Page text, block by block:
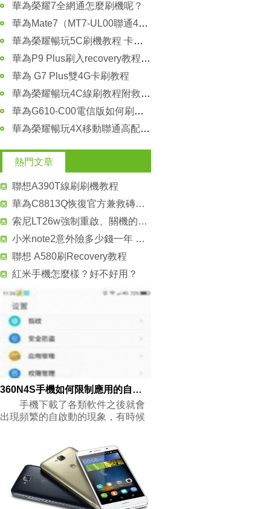
華為榮耀7全網通怎麼刷機呢？
華為Mate7（MT7-UL00聯通4G標准版）官方救磚教程
華為榮耀暢玩5C刷機教程 卡刷第三方ROM教程
華為P9 Plus刷入recovery教程 附刷回官方原版recovery方法圖解
華為 G7 Plus雙4G卡刷教程
華為榮耀暢玩4C線刷教程附救磚包
華為G610-C00電信版如何刷機救磚 華為g610-c00刷機救磚教程
華為榮耀暢玩4X移動聯通高配版線刷刷機教程
熱門文章
聯想A390T線刷刷機教程
華為C8813Q恢復官方兼救磚教程
索尼LT26w強制重啟、關機的方法
小米note2意外險多少錢一年 小米note2意外險介紹
聯想 A580刷Recovery教程
紅米手機怎麼樣？好不好用？
360N4S手機如何限制應用的自啟動?
手機下載了各類軟件之後就會
出現頻繁的自啟動的現象，有時候